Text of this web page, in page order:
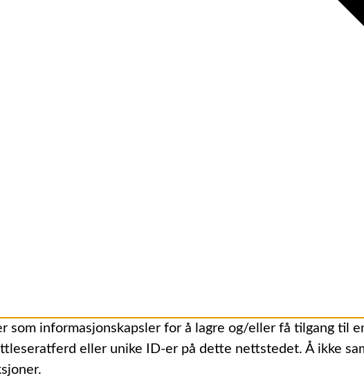
som informasjonskapsler for å lagre og/eller få tilgang til
eller unike ID-er på dette nettstedet. Å ikke